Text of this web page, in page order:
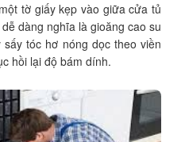
tờ giấy kẹp vào giữa cửa tủ
dàng nghĩa là gioăng cao su
tóc hơ nóng dọc theo viền
hồi lại độ bám dính.